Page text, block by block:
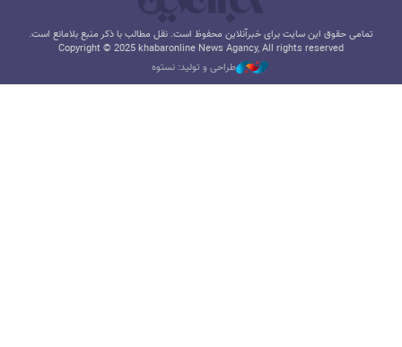
تمامی حقوق این سایت برای خبرآنلاین محفوظ است. نقل مطالب با ذکر منبع بلامانع است.
Copyright © 2025 khabaronline News Agancy, All rights reserved
طراحی و تولید: نستوه